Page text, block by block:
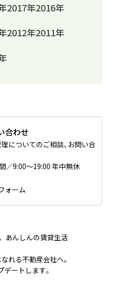
2017年2016年
2012年2011年
合わせ
についてのご相談、お問い合
／9:00～19:00 年中無休
ォーム
あんしんの賃貸生活
れる不動産会社へ。
ートします。